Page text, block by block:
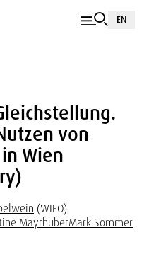
EN
von
Wien
(WIFO)
MayrhuberMark Sommer